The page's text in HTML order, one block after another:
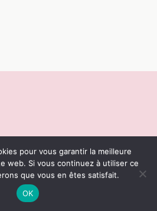
pour vous garantir la meilleure
web. Si vous continuez à utiliser ce
que vous en êtes satisfait.
OK